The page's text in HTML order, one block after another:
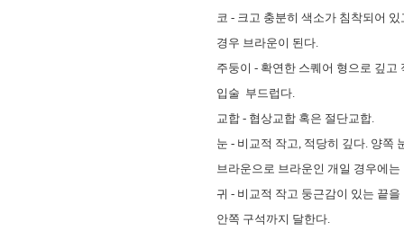
코 - 크고 충분히 색소가 침착되어
경우 브라운이 된다.
주둥이 - 확연한 스퀘어 형으로 깊
입술 부드럽다.
교합 - 협상교합 혹은 절단교합.
눈 - 비교적 작고, 적당히 깊다. 양쪽
브라운으로 브라운인 개일 경우에
귀 - 비교적 작고 둥근감이 있는 끝
안쪽 구석까지 달한다.